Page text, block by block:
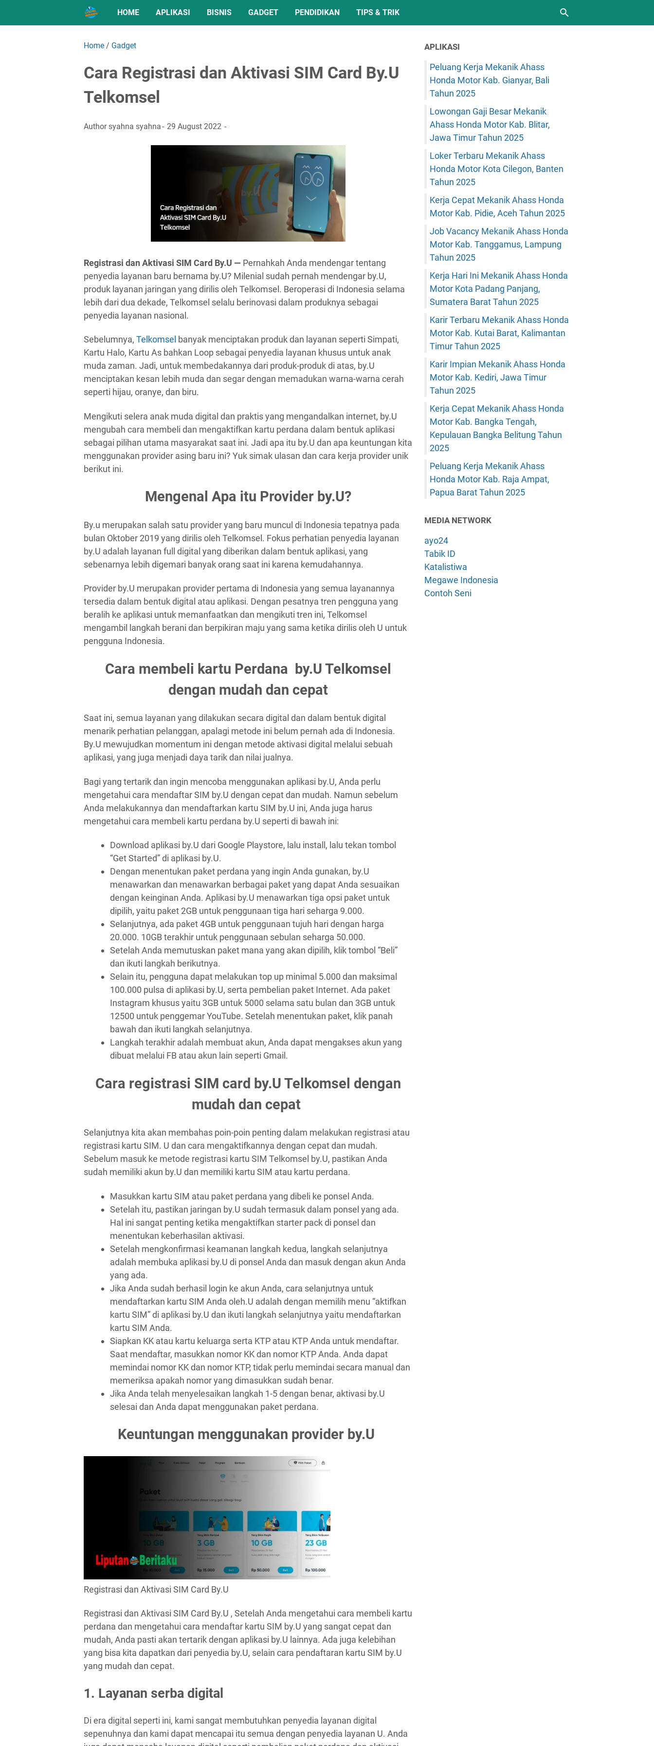
HOME APLIKASI BISNIS GADGET PENDIDIKAN TIPS & TRIK
Home / Gadget
Cara Registrasi dan Aktivasi SIM Card By.U
Telkomsel
Authorsyahna syahna 29 August 2022
Registrasi dan Aktivasi SIM Card By.U — Pernahkah Anda mendengar tentang
penyedia layanan baru bernama by.U? Milenial sudah pernah mendengar by.U,
produk layanan jaringan yang dirilis oleh Telkomsel. Beroperasi di Indonesia selama
lebih dari dua dekade, Telkomsel selalu berinovasi dalam produknya sebagai
penyedia layanan nasional.
Sebelumnya, Telkomsel banyak menciptakan produk dan layanan seperti Simpati,
Kartu Halo, Kartu As bahkan Loop sebagai penyedia layanan khusus untuk anak
muda zaman. Jadi, untuk membedakannya dari produk-produk di atas, by.U
menciptakan kesan lebih muda dan segar dengan memadukan warna-warna cerah
seperti hijau, oranye, dan biru.
Mengikuti selera anak muda digital dan praktis yang mengandalkan internet, by.U
mengubah cara membeli dan mengaktifkan kartu perdana dalam bentuk aplikasi
sebagai pilihan utama masyarakat saat ini. Jadi apa itu by.U dan apa keuntungan kita
menggunakan provider asing baru ini? Yuk simak ulasan dan cara kerja provider unik
berikut ini.
Mengenal Apa itu Provider by.U?
By.u merupakan salah satu provider yang baru muncul di Indonesia tepatnya pada
bulan Oktober 2019 yang dirilis oleh Telkomsel. Fokus perhatian penyedia layanan
by.U adalah layanan full digital yang diberikan dalam bentuk aplikasi, yang
sebenarnya lebih digemari banyak orang saat ini karena kemudahannya.
Provider by.U merupakan provider pertama di Indonesia yang semua layanannya
tersedia dalam bentuk digital atau aplikasi. Dengan pesatnya tren pengguna yang
beralih ke aplikasi untuk memanfaatkan dan mengikuti tren ini, Telkomsel
mengambil langkah berani dan berpikiran maju yang sama ketika dirilis oleh U untuk
pengguna Indonesia.
Cara membeli kartu Perdana by.U Telkomsel
dengan mudah dan cepat
Saat ini, semua layanan yang dilakukan secara digital dan dalam bentuk digital
menarik perhatian pelanggan, apalagi metode ini belum pernah ada di Indonesia.
By.U mewujudkan momentum ini dengan metode aktivasi digital melalui sebuah
aplikasi, yang juga menjadi daya tarik dan nilai jualnya.
Bagi yang tertarik dan ingin mencoba menggunakan aplikasi by.U, Anda perlu
mengetahui cara mendaftar SIM by.U dengan cepat dan mudah. Namun sebelum
Anda melakukannya dan mendaftarkan kartu SIM by.U ini, Anda juga harus
mengetahui cara membeli kartu perdana by.U seperti di bawah ini:
Download aplikasi by.U dari Google Playstore, lalu install, lalu tekan tombol
“Get Started” di aplikasi by.U.
Dengan menentukan paket perdana yang ingin Anda gunakan, by.U
menawarkan dan menawarkan berbagai paket yang dapat Anda sesuaikan
dengan keinginan Anda. Aplikasi by.U menawarkan tiga opsi paket untuk
dipilih, yaitu paket 2GB untuk penggunaan tiga hari seharga 9.000.
Selanjutnya, ada paket 4GB untuk penggunaan tujuh hari dengan harga
20.000. 10GB terakhir untuk penggunaan sebulan seharga 50.000.
Setelah Anda memutuskan paket mana yang akan dipilih, klik tombol “Beli”
dan ikuti langkah berikutnya.
Selain itu, pengguna dapat melakukan top up minimal 5.000 dan maksimal
100.000 pulsa di aplikasi by.U, serta pembelian paket Internet. Ada paket
Instagram khusus yaitu 3GB untuk 5000 selama satu bulan dan 3GB untuk
12500 untuk penggemar YouTube. Setelah menentukan paket, klik panah
bawah dan ikuti langkah selanjutnya.
Langkah terakhir adalah membuat akun, Anda dapat mengakses akun yang
dibuat melalui FB atau akun lain seperti Gmail.
Cara registrasi SIM card by.U Telkomsel dengan
mudah dan cepat
Selanjutnya kita akan membahas poin-poin penting dalam melakukan registrasi atau
registrasi kartu SIM. U dan cara mengaktifkannya dengan cepat dan mudah.
Sebelum masuk ke metode registrasi kartu SIM Telkomsel by.U, pastikan Anda
sudah memiliki akun by.U dan memiliki kartu SIM atau kartu perdana.
Masukkan kartu SIM atau paket perdana yang dibeli ke ponsel Anda.
Setelah itu, pastikan jaringan by.U sudah termasuk dalam ponsel yang ada.
Hal ini sangat penting ketika mengaktifkan starter pack di ponsel dan
menentukan keberhasilan aktivasi.
Setelah mengkonfirmasi keamanan langkah kedua, langkah selanjutnya
adalah membuka aplikasi by.U di ponsel Anda dan masuk dengan akun Anda
yang ada.
Jika Anda sudah berhasil login ke akun Anda, cara selanjutnya untuk
mendaftarkan kartu SIM Anda oleh.U adalah dengan memilih menu “aktifkan
kartu SIM” di aplikasi by.U dan ikuti langkah selanjutnya yaitu mendaftarkan
kartu SIM Anda.
Siapkan KK atau kartu keluarga serta KTP atau KTP Anda untuk mendaftar.
Saat mendaftar, masukkan nomor KK dan nomor KTP Anda. Anda dapat
memindai nomor KK dan nomor KTP, tidak perlu memindai secara manual dan
memeriksa apakah nomor yang dimasukkan sudah benar.
Jika Anda telah menyelesaikan langkah 1-5 dengan benar, aktivasi by.U
selesai dan Anda dapat menggunakan paket perdana.
Keuntungan menggunakan provider by.U
Registrasi dan Aktivasi SIM Card By.U
Registrasi dan Aktivasi SIM Card By.U , Setelah Anda mengetahui cara membeli kartu
perdana dan mengetahui cara mendaftar kartu SIM by.U yang sangat cepat dan
mudah, Anda pasti akan tertarik dengan aplikasi by.U lainnya. Ada juga kelebihan
yang bisa kita dapatkan dari penyedia by.U, selain cara pendaftaran kartu SIM by.U
yang mudah dan cepat.
1. Layanan serba digital
Di era digital seperti ini, kami sangat membutuhkan penyedia layanan digital
sepenuhnya dan kami dapat mencapai itu semua dengan penyedia layanan U. Anda
APLIKASI
Peluang Kerja Mekanik Ahass
Honda Motor Kab. Gianyar, Bali
Tahun 2025
Lowongan Gaji Besar Mekanik
Ahass Honda Motor Kab. Blitar,
Jawa Timur Tahun 2025
Loker Terbaru Mekanik Ahass
Honda Motor Kota Cilegon, Banten
Tahun 2025
Kerja Cepat Mekanik Ahass Honda
Motor Kab. Pidie, Aceh Tahun 2025
Job Vacancy Mekanik Ahass Honda
Motor Kab. Tanggamus, Lampung
Tahun 2025
Kerja Hari Ini Mekanik Ahass Honda
Motor Kota Padang Panjang,
Sumatera Barat Tahun 2025
Karir Terbaru Mekanik Ahass Honda
Motor Kab. Kutai Barat, Kalimantan
Timur Tahun 2025
Karir Impian Mekanik Ahass Honda
Motor Kab. Kediri, Jawa Timur
Tahun 2025
Kerja Cepat Mekanik Ahass Honda
Motor Kab. Bangka Tengah,
Kepulauan Bangka Belitung Tahun
2025
Peluang Kerja Mekanik Ahass
Honda Motor Kab. Raja Ampat,
Papua Barat Tahun 2025
MEDIA NETWORK
ayo24
Tabik ID
Katalistiwa
Megawe Indonesia
Contoh Seni